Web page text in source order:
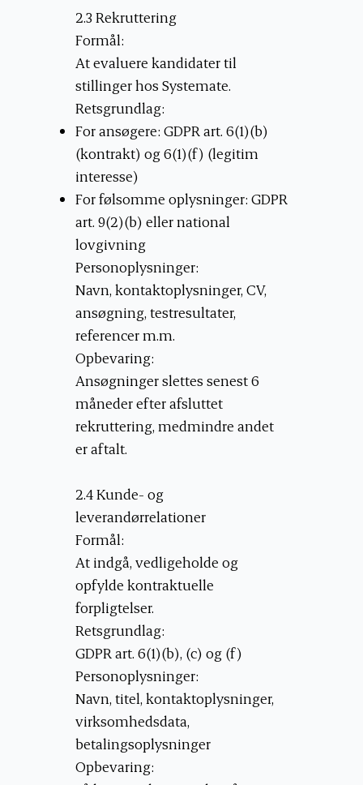
2.3 Rekruttering
Formål:
At evaluere kandidater til
stillinger hos Systemate.
Retsgrundlag:
For ansøgere: GDPR art. 6(1)(b)
(kontrakt) og 6(1)(f) (legitim
interesse)
For følsomme oplysninger: GDPR
art. 9(2)(b) eller national
lovgivning
Personoplysninger:
Navn, kontaktoplysninger, CV,
ansøgning, testresultater,
referencer m.m.
Opbevaring:
Ansøgninger slettes senest 6
måneder efter afsluttet
rekruttering, medmindre andet
er aftalt.
2.4 Kunde- og
leverandørrelationer
Formål:
At indgå, vedligeholde og
opfylde kontraktuelle
forpligtelser.
Retsgrundlag:
GDPR art. 6(1)(b), (c) og (f)
Personoplysninger:
Navn, titel, kontaktoplysninger,
virksomhedsdata,
betalingsoplysninger
Opbevaring: